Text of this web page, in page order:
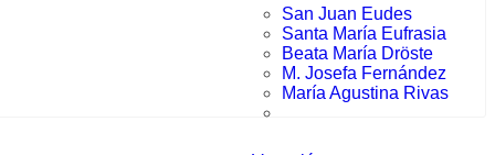
San Juan Eudes
Santa María Eufrasia
Beata María Dröste
M. Josefa Fernández
María Agustina Rivas